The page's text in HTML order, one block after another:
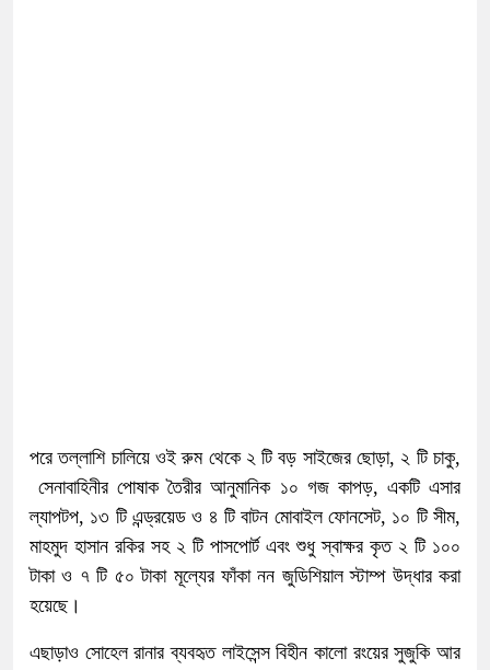
পরে তল্লাশি চালিয়ে ওই রুম থেকে ২ টি বড় সাইজের ছোড়া, ২ টি চাকু,
সেনাবাহিনীর পোষাক তৈরীর আনুমানিক ১০ গজ কাপড়, একটি এসার
ল্যাপটপ, ১৩ টি এন্ড্রয়েড ও ৪ টি বাটন মোবাইল ফোনসেট, ১০ টি সীম,
মাহমুদ হাসান রকির সহ ২ টি পাসপোর্ট এবং শুধু স্বাক্ষর কৃত ২ টি ১০০
টাকা ও ৭ টি ৫০ টাকা মূল্যের ফাঁকা নন জুডিশিয়াল স্টাম্প উদ্ধার করা
হয়েছে।
এছাড়াও সোহেল রানার ব্যবহৃত লাইসেন্স বিহীন কালো রংয়ের সুজুকি আর